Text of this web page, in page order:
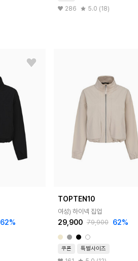
286 5.0 (18)
62%
TOPTEN10
여성) 하이넥 집업
29,900 79,900 62%
쿠폰 특별사이즈